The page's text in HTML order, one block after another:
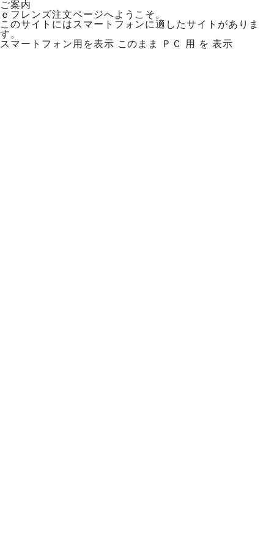
ご案内
ｅフレンズ注文ページへようこそ。
このサイトにはスマートフォンに適したサイトがありま
す。
スマートフォン用を表示 このまま ＰＣ 用 を 表示